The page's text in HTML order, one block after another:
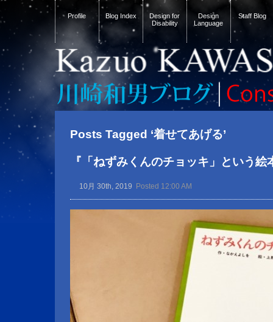
Profile Blog Index
Design for
Disability
Design
Language
Staff Blog
Posts Tagged ‘着せてあげる’
『「ねずみくんのチョッキ」という絵
10月 30th, 2019 Posted 12:00 AM